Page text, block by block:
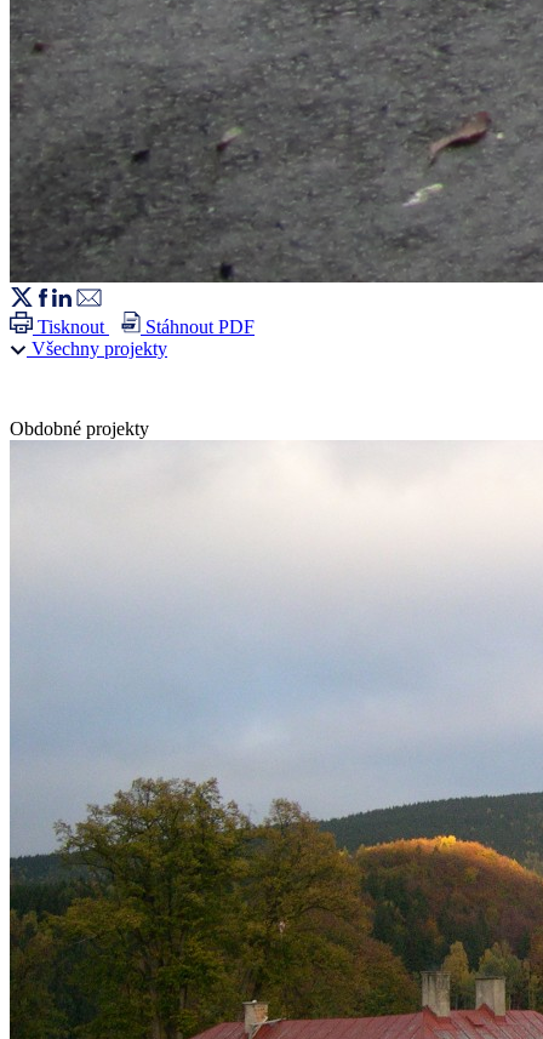
Tisknout
Stáhnout PDF
Všechny projekty
Obdobné projekty